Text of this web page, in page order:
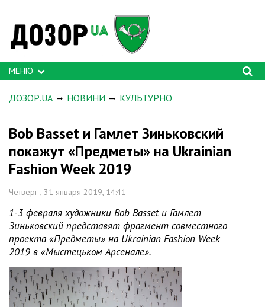
МЕНЮ
ДОЗОР.UA НОВИНИ КУЛЬТУРНО
Bob Basset и Гамлет Зиньковский
покажут «Предметы» на Ukrainian
Fashion Week 2019
Четверг , 31 января 2019, 14:41
1-3 февраля художники Bob Basset и Гамлет
Зиньковский представят фрагмент совместного
проекта «Предметы» на Ukrainian Fashion Week
2019 в «Мыстецьком Арсенале».